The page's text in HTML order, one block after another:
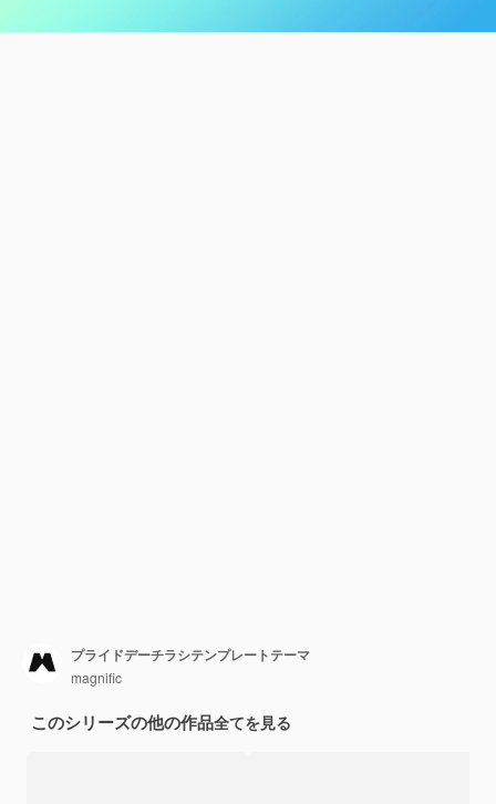
プライドデーチラシテンプレートテーマ
magnific
このシリーズの他の作品全てを見る